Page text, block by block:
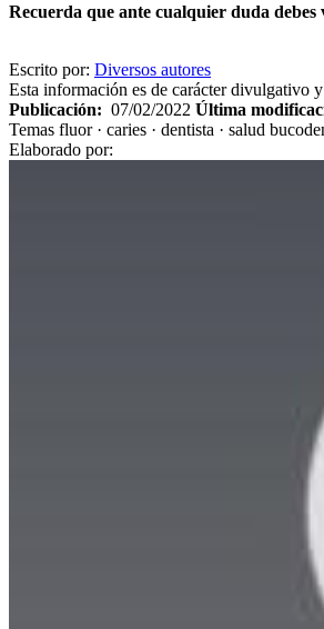
Recuerda que ante cualquier duda
Escrito por: Diversos autores
Esta información es de carácter divulgativo
Publicación: 07/02/2022 Última
Temas fluor · caries · dentista · salud
Elaborado por: